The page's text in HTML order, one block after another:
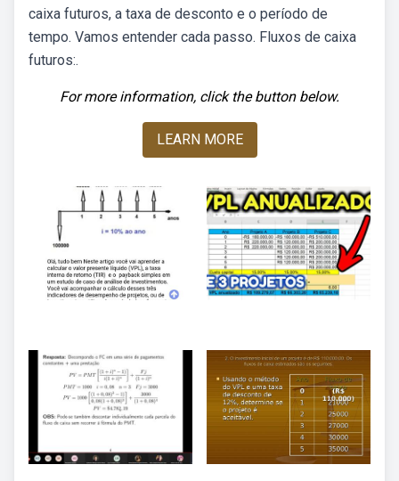
caixa futuros, a taxa de desconto e o período de
tempo. Vamos entender cada passo. Fluxos de caixa
futuros:.
For more information, click the button below.
LEARN MORE